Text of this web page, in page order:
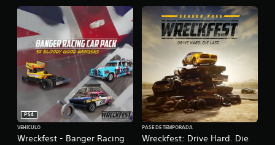
Wreckfest - Banger Racing
PS4
VEHÍCULO
Wreckfest: Drive Hard. Die
PASE DE TEMPORADA